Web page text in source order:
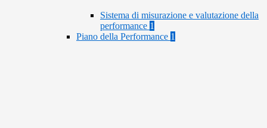
Sistema di misurazione e valutazione della
performance 1
Piano della Performance 1